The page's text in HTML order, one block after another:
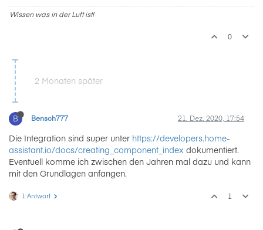
Wissen was in der Luft ist!
0
2 Monaten später
B Bensch777 21. Dez. 2020, 17:54
Die Integration sind super unter https://developers.home-
assistant.io/docs/creating_component_index dokumentiert.
Eventuell komme ich zwischen den Jahren mal dazu und kann
mit den Grundlagen anfangen.
1 Antwort 1